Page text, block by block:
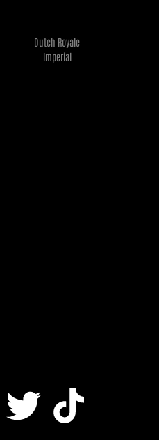
Dutch Royale
Imperial
€23,95
Ler mais